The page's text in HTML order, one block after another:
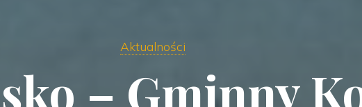
Aktualności
– Gminny